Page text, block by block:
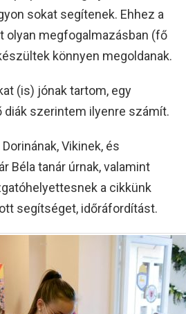
sokat segítenek. Ehhez a
olyan megfogalmazásban (fő
könnyen megoldanak.
(is) jónak tartom, egy
szerintem ilyenre számít.
Vikinek, és
Béla tanár úrnak, valamint
a cikkünk
segítséget, időráfordítást.